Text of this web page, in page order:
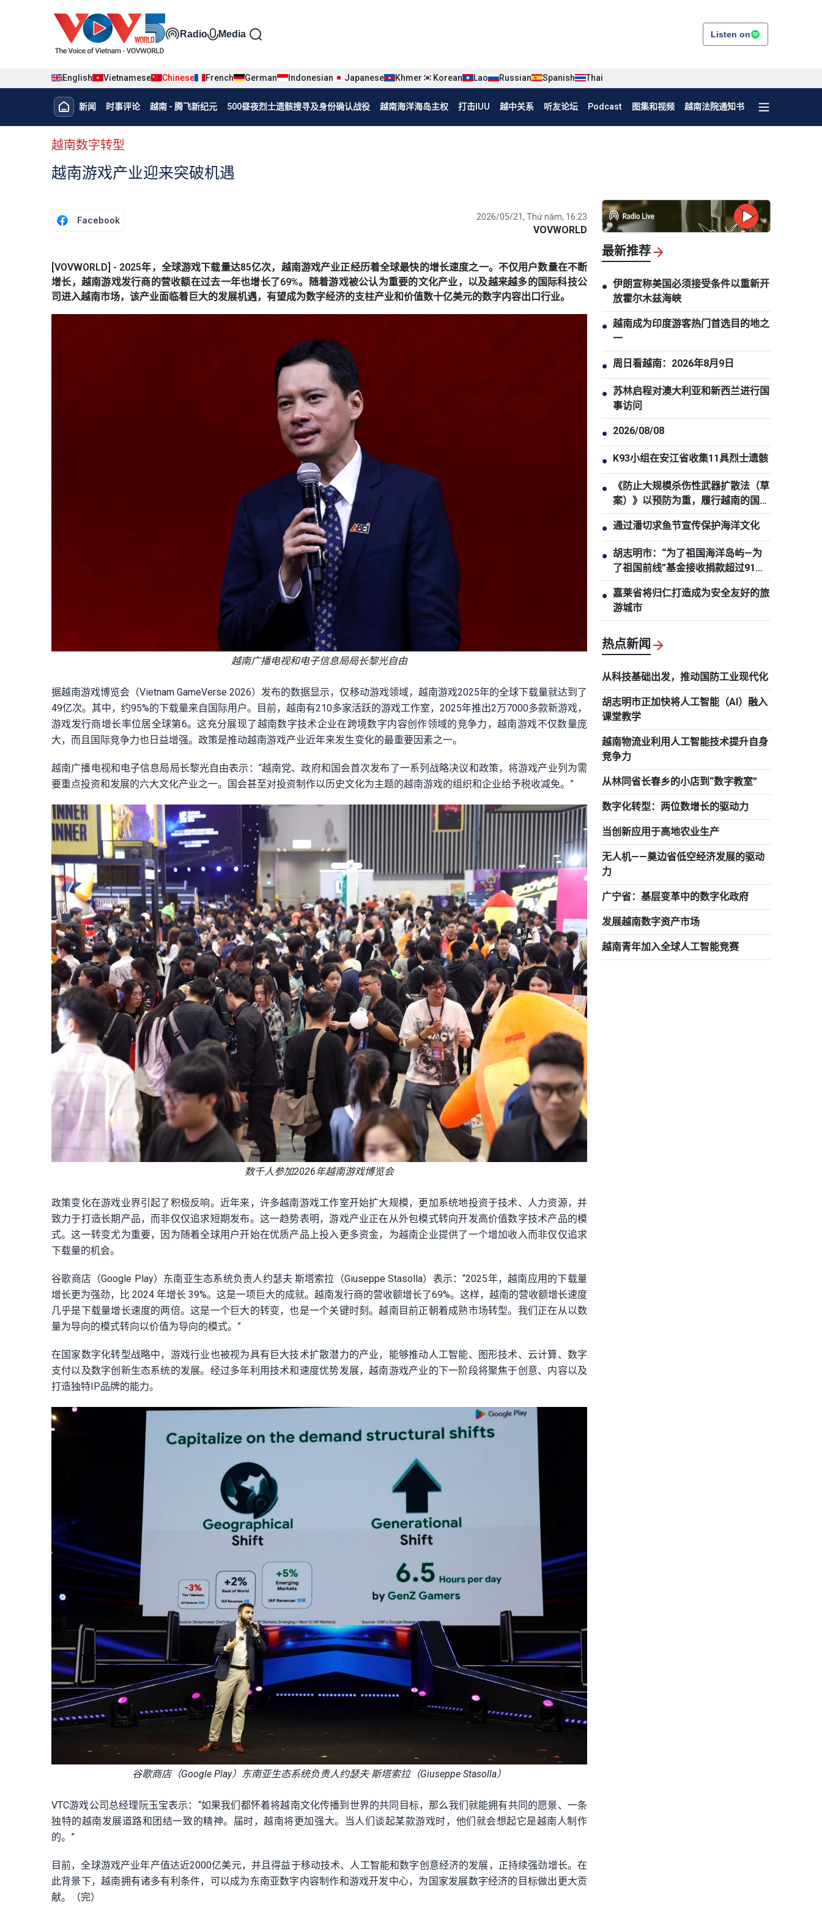
Đa phương tiện tiếng Trung
Radio Media Listen on
English Vietnamese Chinese French German Indonesian Japanese Khmer Korean Lao Russian Spanish Thai
Menu trang chủ tiếng Trung
新闻 时事评论 越南 - 腾飞新纪元 500昼夜烈士遗骸搜寻及身份确认战役 越南海洋海岛主权 打击IUU 越中关系 听友论坛 Podcast 图集和视频 越南法院通知书
menu phụ tiếng Trung
越南数字转型
越南游戏产业迎来突破机遇
Facebook 2026/05/21, Thứ năm, 16:23
VOVWORLD
[VOVWORLD] - 2025年，全球游戏下载量达85亿次，越南游戏产业正经历着全球最快的增长速度之一。不仅用户数量在不断
增长，越南游戏发行商的营收额在过去一年也增长了69%。随着游戏被公认为重要的文化产业，以及越来越多的国际科技公
司进入越南市场，该产业面临着巨大的发展机遇，有望成为数字经济的支柱产业和价值数十亿美元的数字内容出口行业。
越南广播电视和电子信息局局长黎光自由
据越南游戏博览会（Vietnam GameVerse 2026）发布的数据显示，仅移动游戏领域，越南游戏2025年的全球下载量就达到了
49亿次。其中，约95%的下载量来自国际用户。目前，越南有210多家活跃的游戏工作室，2025年推出2万7000多款新游戏，
游戏发行商增长率位居全球第6。这充分展现了越南数字技术企业在跨境数字内容创作领域的竞争力，越南游戏不仅数量庞
大，而且国际竞争力也日益增强。政策是推动越南游戏产业近年来发生变化的最重要因素之一。
越南广播电视和电子信息局局长黎光自由表示：“越南党、政府和国会首次发布了一系列战略决议和政策，将游戏产业列为需
要重点投资和发展的六大文化产业之一。国会甚至对投资制作以历史文化为主题的越南游戏的组织和企业给予税收减免。”
数千人参加2026年越南游戏博览会
政策变化在游戏业界引起了积极反响。近年来，许多越南游戏工作室开始扩大规模，更加系统地投资于技术、人力资源，并
致力于打造长期产品，而非仅仅追求短期发布。这一趋势表明，游戏产业正在从外包模式转向开发高价值数字技术产品的模
式。这一转变尤为重要，因为随着全球用户开始在优质产品上投入更多资金，为越南企业提供了一个增加收入而非仅仅追求
下载量的机会。
谷歌商店（Google Play）东南亚生态系统负责人约瑟夫·斯塔索拉（Giuseppe Stasolla）表示：“2025年，越南应用的下载量
增长更为强劲，比 2024 年增长 39%。这是一项巨大的成就。越南发行商的营收额增长了69%。这样，越南的营收额增长速度
几乎是下载量增长速度的两倍。这是一个巨大的转变，也是一个关键时刻。越南目前正朝着成熟市场转型。我们正在从以数
量为导向的模式转向以价值为导向的模式。”
在国家数字化转型战略中，游戏行业也被视为具有巨大技术扩散潜力的产业，能够推动人工智能、图形技术、云计算、数字
支付以及数字创新生态系统的发展。经过多年利用技术和速度优势发展，越南游戏产业的下一阶段将聚焦于创意、内容以及
打造独特IP品牌的能力。
谷歌商店（Google Play）东南亚生态系统负责人约瑟夫·斯塔索拉（Giuseppe Stasolla）
VTC游戏公司总经理阮玉宝表示：“如果我们都怀着将越南文化传播到世界的共同目标，那么我们就能拥有共同的愿景、一条
独特的越南发展道路和团结一致的精神。届时，越南将更加强大。当人们谈起某款游戏时，他们就会想起它是越南人制作
的。”
目前，全球游戏产业年产值达近2000亿美元，并且得益于移动技术、人工智能和数字创意经济的发展，正持续强劲增长。在
此背景下，越南拥有诸多有利条件，可以成为东南亚数字内容制作和游戏开发中心，为国家发展数字经济的目标做出更大贡
献。（完）
最新推荐
● 伊朗宣称美国必须接受条件以重新开
放霍尔木兹海峡
● 越南成为印度游客热门首选目的地之
一
● 周日看越南：2026年8月9日
● 苏林启程对澳大利亚和新西兰进行国
事访问
● 2026/08/08
● K93小组在安江省收集11具烈士遗骸
●
《防止大规模杀伤性武器扩散法（草
案）》以预防为重，履行越南的国际
承诺
● 通过潘切求鱼节宣传保护海洋文化
● 胡志明市：“为了祖国海洋岛屿—为
了祖国前线”基金接收捐款超过91亿
越盾
● 嘉莱省将归仁打造成为安全友好的旅
游城市
热点新闻
从科技基础出发，推动国防工业现代化
胡志明市正加快将人工智能（AI）融入
课堂教学
越南物流业利用人工智能技术提升自身
竞争力
从林同省长春乡的小店到“数字教室”
数字化转型：两位数增长的驱动力
当创新应用于高地农业生产
无人机——奠边省低空经济发展的驱动
力
广宁省：基层变革中的数字化政府
发展越南数字资产市场
越南青年加入全球人工智能竞赛